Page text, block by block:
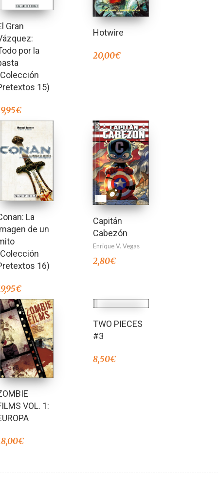
Gran
por la
15)
€
Hotwire
20,00€
La
de un
16)
€
Capitán
Cabezón
Enrique V. Vegas
2,80€
VOL. 1:
€
TWO PIECES
#3
8,50€